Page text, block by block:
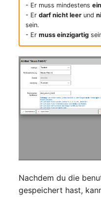
- Er muss mindestens
- Er darf nicht leerund
sein.
- Er muss einzigartig
Nachdem du die
gespeichert hast,